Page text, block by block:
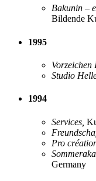
Bakunin –
Bildende
1995
Vorzeichen
Studio
1994
Services,
Pro
Germany